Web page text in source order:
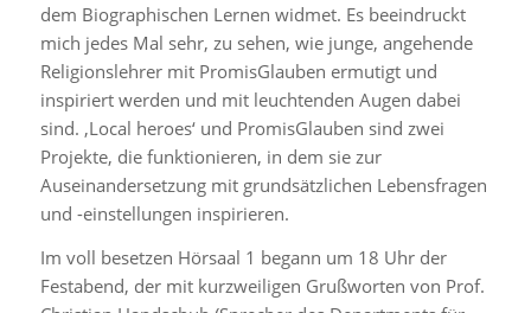
dem Biographischen Lernen widmet. Es beeindruckt
mich jedes Mal sehr, zu sehen, wie junge, angehende
Religionslehrer mit PromisGlauben ermutigt und
inspiriert werden und mit leuchtenden Augen dabei
sind. ‚Local heroes‘ und PromisGlauben sind zwei
Projekte, die funktionieren, in dem sie zur
Auseinandersetzung mit grundsätzlichen Lebensfragen
und -einstellungen inspirieren.
Im voll besetzen Hörsaal 1 begann um 18 Uhr der
Festabend, der mit kurzweiligen Grußworten von Prof.